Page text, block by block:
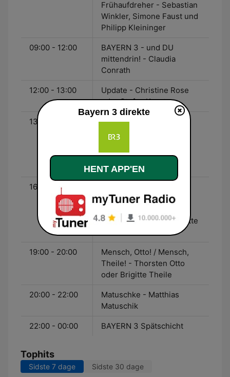
Frühaufdreher - Sebastian
Winkler, Simone Faust und
Philipp Kleininger
09:00 - 12:00
BAYERN 3 - und DU
mittendrin! - Claudia
Conrath
12:00 - 13:00
Update - Christine Rose
oder Stefan Kreutzer
13:00 - 16:00
Hits, Hits, Hits für euren
Nachmittag - Katja
Seelemann oder Jerry
Gstöttner
16:00 - 19:00
Feierabend - Roman
Roell/Corinna Theil oder
Axel Robert Müller/Brigitte
19:00 - 20:00
Mensch, Otto! / Mensch,
Theile! - Thorsten Otto
oder Brigitte Theile
20:00 - 22:00
Matuschke - Matthias
Matuschik
22:00 - 00:00 BAYERN 3 Spätschicht
Tophits
Sidste 7 dage Sidste 30 dage
Bayern 3 direkte
HENT APP'EN